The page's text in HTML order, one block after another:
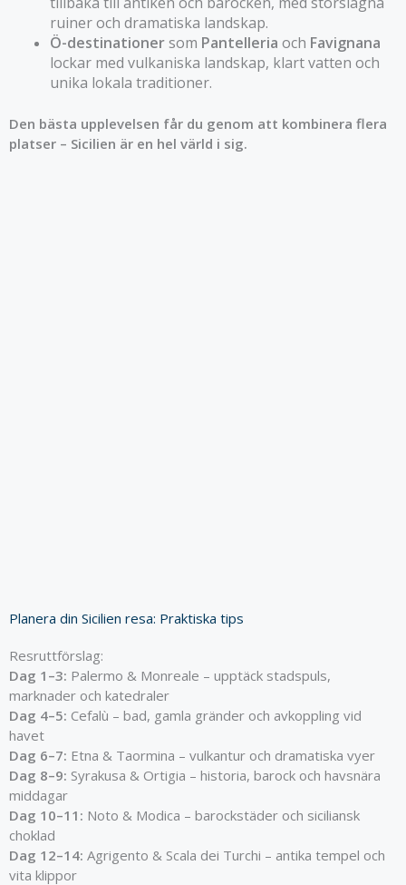
ruiner och dramatiska landskap.
Ö-destinationersom Pantelleria och Favignana
lockar med vulkaniska landskap, klart vatten och
unika lokala traditioner.
Den bästa upplevelsen får du genom att kombinera flera
platser – Sicilien är en hel värld i sig.
Planera din Sicilien resa: Praktiska tips
Resruttförslag:
Dag 1–3: Palermo & Monreale – upptäck stadspuls,
marknader och katedraler
Dag 4–5: Cefalù – bad, gamla gränder och avkoppling vid
havet
Dag 6–7: Etna & Taormina – vulkantur och dramatiska vyer
Dag 8–9: Syrakusa & Ortigia – historia, barock och havsnära
middagar
Dag 10–11: Noto & Modica – barockstäder och siciliansk
choklad
Dag 12–14: Agrigento & Scala dei Turchi – antika tempel och
vita klippor